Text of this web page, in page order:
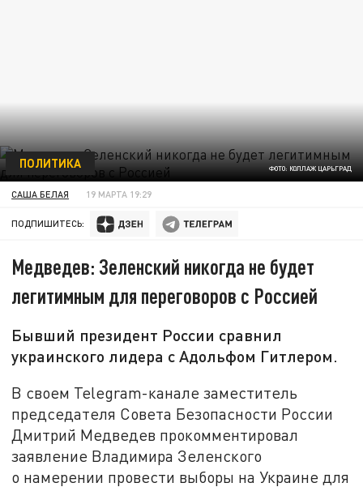
ФОТО: КОЛЛАЖ ЦАРЬГРАД
ПОЛИТИКА
САША БЕЛАЯ 19 МАРТА 19:29
ПОДПИШИТЕСЬ:
Медведев: Зеленский никогда не будет
легитимным для переговоров с Россией
Бывший президент России сравнил
украинского лидера с Адольфом Гитлером.
В своем Telegram-канале заместитель
председателя Совета Безопасности России
Дмитрий Медведев прокомментировал
заявление Владимира Зеленского
о намерении провести выборы на Украине для